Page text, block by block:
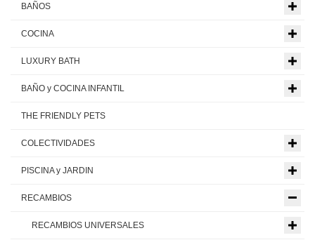
BAÑOS
COCINA
LUXURY BATH
BAÑO y COCINA INFANTIL
THE FRIENDLY PETS
COLECTIVIDADES
PISCINA y JARDIN
RECAMBIOS
RECAMBIOS UNIVERSALES